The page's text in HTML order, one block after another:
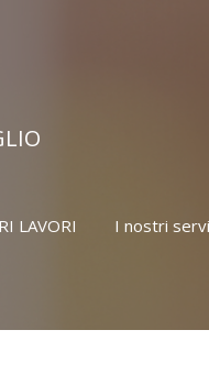
LAVORI I nostri